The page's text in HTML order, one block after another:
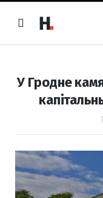
У Гродне